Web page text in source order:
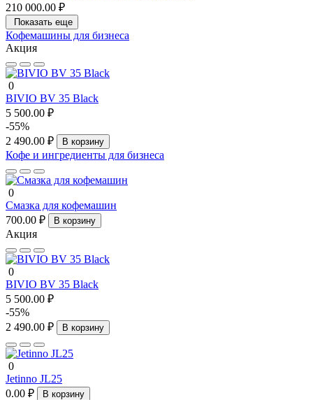
210 000.00 ₽
Показать еще
Кофемашины для бизнеса
Акция
0
BIVIO BV 35 Black
5 500.00 ₽
-55%
2 490.00 ₽
В корзину
Кофе и ингредиенты для бизнеса
0
Смазка для кофемашин
700.00 ₽
В корзину
Акция
0
BIVIO BV 35 Black
5 500.00 ₽
-55%
2 490.00 ₽
В корзину
0
Jetinno JL25
0.00 ₽
В корзину